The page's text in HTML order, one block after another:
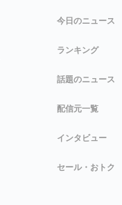
今日のニュース
ランキング
話題のニュース
配信元一覧
インタビュー
セール・おトク